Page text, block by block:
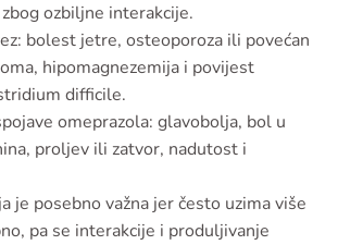
ozbiljne interakcije.
bolest jetre, osteoporoza ili povećan
hipomagnezemija i povijest
difficile.
omeprazola: glavobolja, bol u
proljev ili zatvor, nadutost i
je posebno važna jer često uzima više
pa se interakcije i produljivanje